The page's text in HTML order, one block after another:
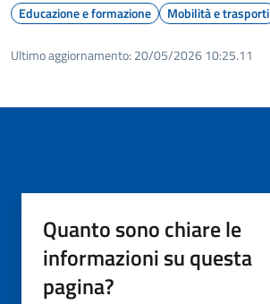
Educazione e formazione Mobilità e trasporti
Ultimo aggiornamento: 20/05/2026 10:25.11
Quanto sono chiare le
informazioni su questa
pagina?